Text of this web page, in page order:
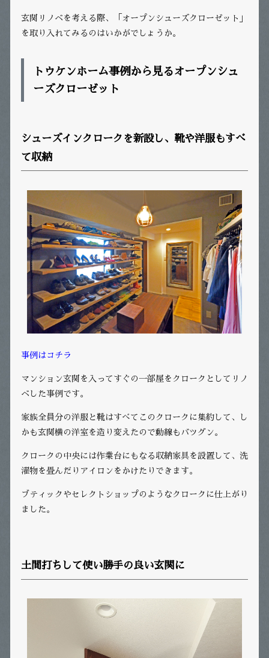
玄関リノベを考える際、「オープンシューズクローゼット」
を取り入れてみるのはいかがでしょうか。
トウケンホーム事例から見るオープンシュ
ーズクローゼット
シューズインクロークを新設し、靴や洋服もすべ
て収納
事例はコチラ
マンション玄関を入ってすぐの一部屋をクロークとしてリノ
ベした事例です。
家族全員分の洋服と靴はすべてこのクロークに集約して、し
かも玄関横の洋室を造り変えたので動線もバツグン。
クロークの中央には作業台にもなる収納家具を設置して、洗
濯物を畳んだりアイロンをかけたりできます。
ブティックやセレクトショップのようなクロークに仕上がり
ました。
土間打ちして使い勝手の良い玄関に